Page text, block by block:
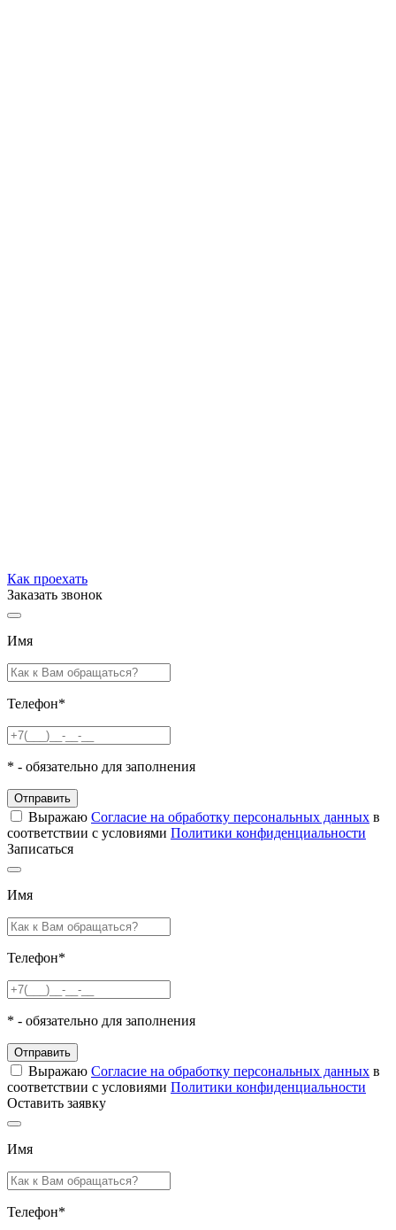
Как проехать
Заказать звонок
Имя
Телефон*
* - обязательно для заполнения
Отправить
Выражаю Согласие на обработку персональных данных в
соответствии с условиями Политики конфиденциальности
Записаться
Имя
Телефон*
* - обязательно для заполнения
Отправить
Выражаю Согласие на обработку персональных данных в
соответствии с условиями Политики конфиденциальности
Оставить заявку
Имя
Телефон*